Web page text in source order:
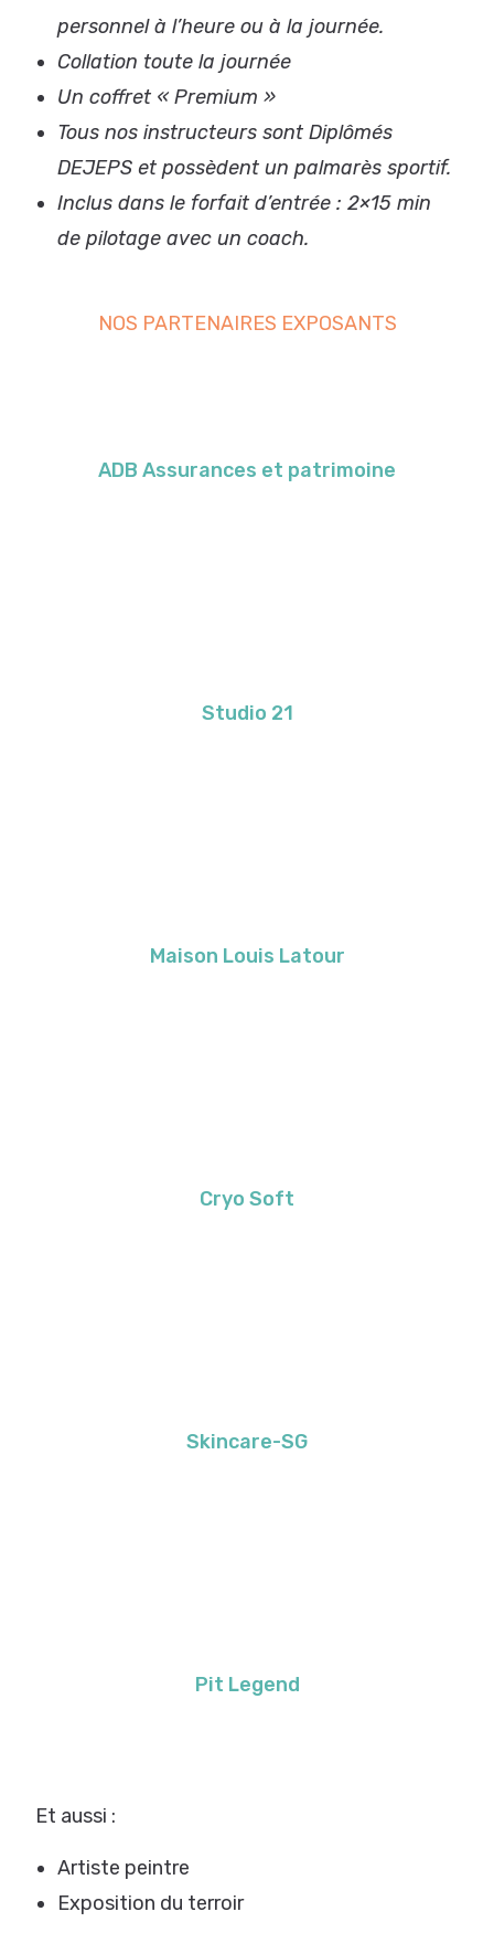
personnel à l’heure ou à la journée.
Collation toute la journée
Un coffret « Premium »
Tous nos instructeurs sont Diplômés
DEJEPS et possèdent un palmarès sportif.
Inclus dans le forfait d’entrée : 2×15 min
de pilotage avec un coach.
NOS PARTENAIRES EXPOSANTS
ADB Assurances et patrimoine
Studio 21
Maison Louis Latour
Cryo Soft
Skincare-SG
Pit Legend
Et aussi :
Artiste peintre
Exposition du terroir